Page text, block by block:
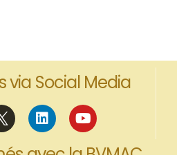
via Social Media